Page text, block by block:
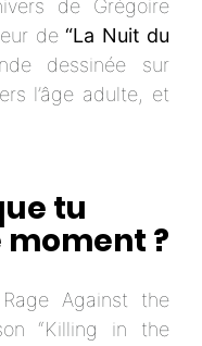
de Grégoire
de “La Nuit du
dessinée sur
l’âge adulte, et
tu
moment ?
Against the
“Killing in the